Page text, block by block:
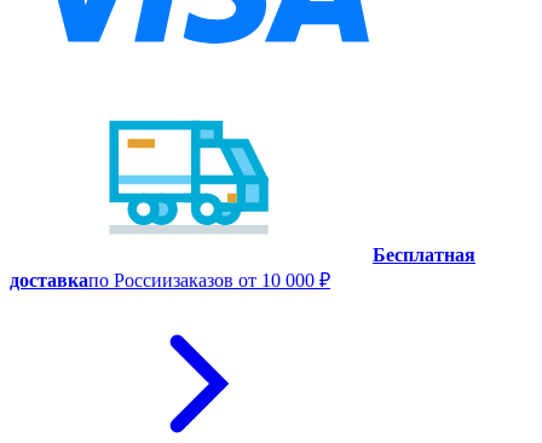
Бесплатная
доставкапо Россиизаказов от 10 000 ₽